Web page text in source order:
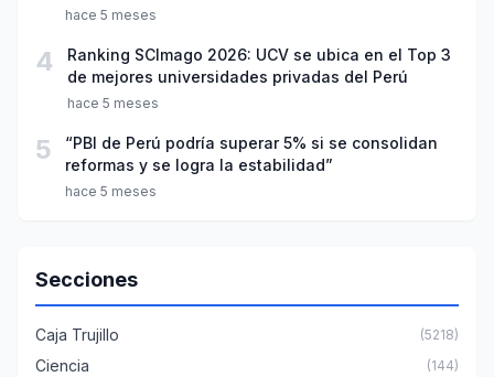
año escolar 2026
hace 5 meses
4
Ranking SCImago 2026: UCV se ubica en el Top 3
de mejores universidades privadas del Perú
hace 5 meses
5
“PBI de Perú podría superar 5% si se consolidan
reformas y se logra la estabilidad”
hace 5 meses
Secciones
Caja Trujillo (5218)
Ciencia (144)